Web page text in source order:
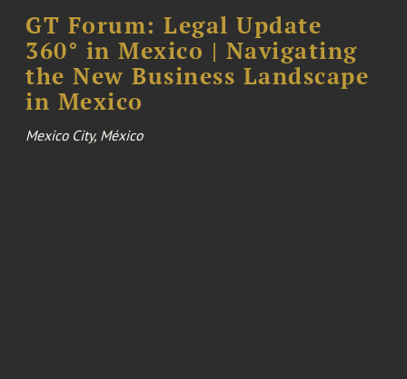
GT Forum: Legal Update
360° in Mexico | Navigating
the New Business Landscape
in Mexico
Mexico City, México